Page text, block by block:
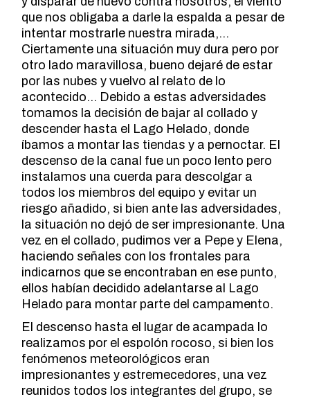
que nos obligaba a darle la espalda a pesar de
intentar mostrarle nuestra mirada,…
Ciertamente una situación muy dura pero por
otro lado maravillosa, bueno dejaré de estar
por las nubes y vuelvo al relato de lo
acontecido… Debido a estas adversidades
tomamos la decisión de bajar al collado y
descender hasta el Lago Helado, donde
íbamos a montar las tiendas y a pernoctar. El
descenso de la canal fue un poco lento pero
instalamos una cuerda para descolgar a
todos los miembros del equipo y evitar un
riesgo añadido, si bien ante las adversidades,
la situación no dejó de ser impresionante. Una
vez en el collado, pudimos ver a Pepe y Elena,
haciendo señales con los frontales para
indicarnos que se encontraban en ese punto,
ellos habían decidido adelantarse al Lago
Helado para montar parte del campamento.
El descenso hasta el lugar de acampada lo
realizamos por el espolón rocoso, si bien los
fenómenos meteorológicos eran
impresionantes y estremecedores, una vez
reunidos todos los integrantes del grupo, se